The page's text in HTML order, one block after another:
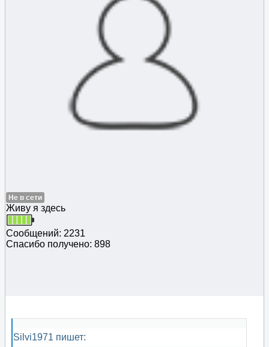
Не в сети
Живу я здесь
Сообщений: 2231
Спасибо получено: 898
Silvi1971 пишет: